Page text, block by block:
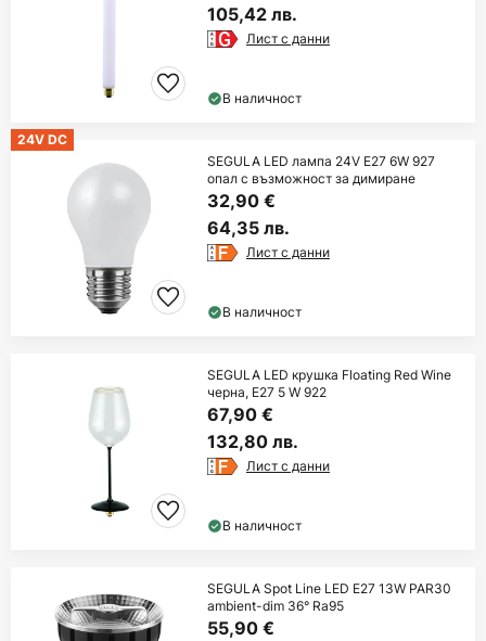
105,42 лв.
Лист с данни
В наличност
24V DC
SEGULA LED лампа 24V E27 6W 927
опал с възможност за димиране
32,90 €
64,35 лв.
Лист с данни
В наличност
SEGULA LED крушка Floating Red Wine
черна, E27 5 W 922
67,90 €
132,80 лв.
Лист с данни
В наличност
SEGULA Spot Line LED E27 13W PAR30
ambient-dim 36° Ra95
55,90 €